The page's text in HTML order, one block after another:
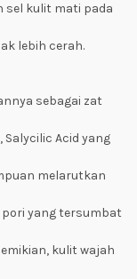
sel kulit mati pada
lebih cerah.
sebagai zat
Acid yang
melarutkan
yang tersumbat
kulit wajah